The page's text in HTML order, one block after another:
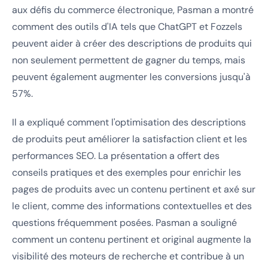
aux défis du commerce électronique, Pasman a montré
comment des outils d'IA tels que ChatGPT et Fozzels
peuvent aider à créer des descriptions de produits qui
non seulement permettent de gagner du temps, mais
peuvent également augmenter les conversions jusqu'à
57%.
Il a expliqué comment l'optimisation des descriptions
de produits peut améliorer la satisfaction client et les
performances SEO. La présentation a offert des
conseils pratiques et des exemples pour enrichir les
pages de produits avec un contenu pertinent et axé sur
le client, comme des informations contextuelles et des
questions fréquemment posées. Pasman a souligné
comment un contenu pertinent et original augmente la
visibilité des moteurs de recherche et contribue à un